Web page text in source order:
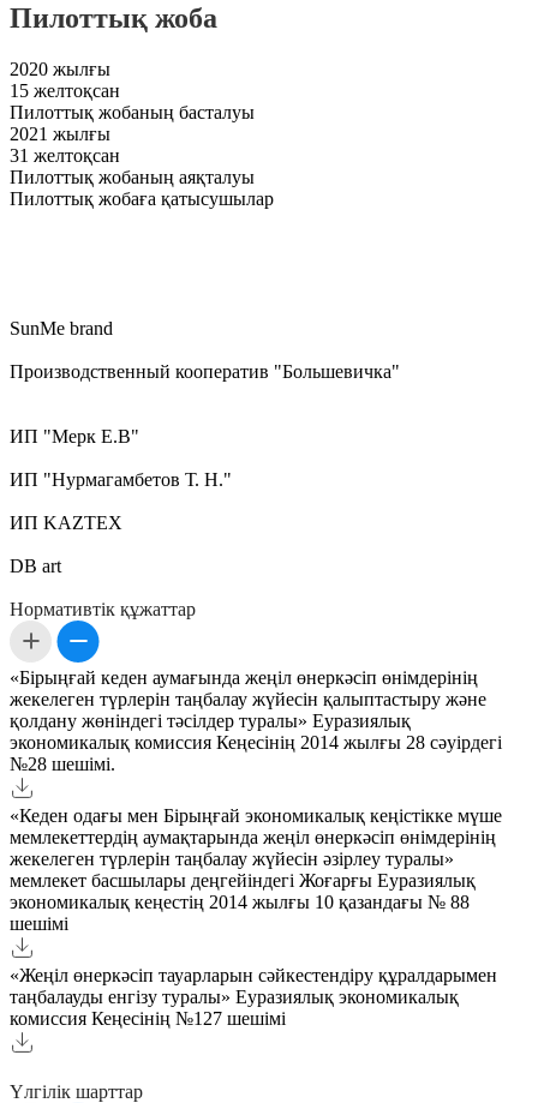
Пилоттық жоба
2020 жылғы
15 желтоқсан
Пилоттық жобаның басталуы
2021 жылғы
31 желтоқсан
Пилоттық жобаның аяқталуы
Пилоттық жобаға қатысушылар
SunMe brand
Производственный кооператив "Большевичка"
ИП "Мерк Е.В"
ИП "Нурмагамбетов Т. Н."
ИП KAZTEX
DB art
Нормативтік құжаттар
«Бірыңғай кеден аумағында жеңіл өнеркәсіп өнімдерінің
жекелеген түрлерін таңбалау жүйесін қалыптастыру және
қолдану жөніндегі тәсілдер туралы» Еуразиялық
экономикалық комиссия Кеңесінің 2014 жылғы 28 сәуірдегі
№28 шешімі.
«Кеден одағы мен Бірыңғай экономикалық кеңістікке мүше
мемлекеттердің аумақтарында жеңіл өнеркәсіп өнімдерінің
жекелеген түрлерін таңбалау жүйесін әзірлеу туралы»
мемлекет басшылары деңгейіндегі Жоғарғы Еуразиялық
экономикалық кеңестің 2014 жылғы 10 қазандағы № 88
шешімі
«Жеңіл өнеркәсіп тауарларын сәйкестендіру құралдарымен
таңбалауды енгізу туралы» Еуразиялық экономикалық
комиссия Кеңесінің №127 шешімі
Үлгілік шарттар